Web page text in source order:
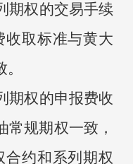
期权的交易手续
收取标准与黄大
期权的申报费收
常规期权一致，
约和系列期权